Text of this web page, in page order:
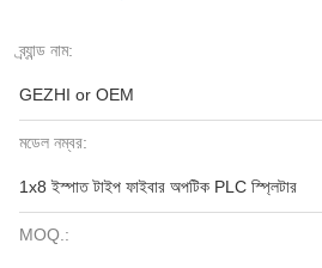
ব্র্যান্ড নাম:
GEZHI or OEM
মডেল নম্বর:
1x8 ইস্পাত টাইপ ফাইবার অপটিক PLC স্প্লিটার
MOQ.: